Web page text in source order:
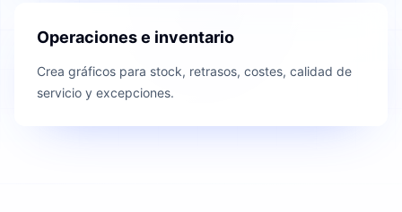
Operaciones e inventario
Crea gráficos para stock, retrasos, costes, calidad de
servicio y excepciones.